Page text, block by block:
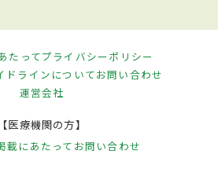
たってプライバシーポリシー
ドラインについてお問い合わせ
運営会社
【医療機関の方】
載にあたって お問い合わせ